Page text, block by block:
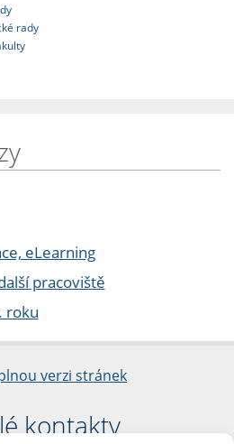
rady
eLearning
pracoviště
roku
verzi stránek
kontakty